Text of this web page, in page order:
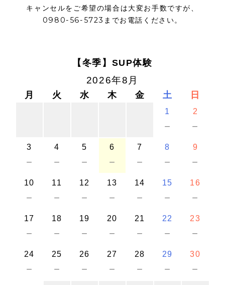
キャンセルをご希望の場合は大変お手数ですが、
0980-56-5723までお電話ください。
【冬季】SUP体験
2026年8月
月 火 水 木 金 土 日
1
－
2
－
3
－
4
－
5
－
6
－
7
－
8
－
9
－
10
－
11
－
12
－
13
－
14
－
15
－
16
－
17
－
18
－
19
－
20
－
21
－
22
－
23
－
24
－
25
－
26
－
27
－
28
－
29
－
30
－